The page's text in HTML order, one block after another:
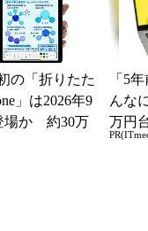
の「折りたた
」は2026年9
場か 約30万
「5
んな
万円
る快